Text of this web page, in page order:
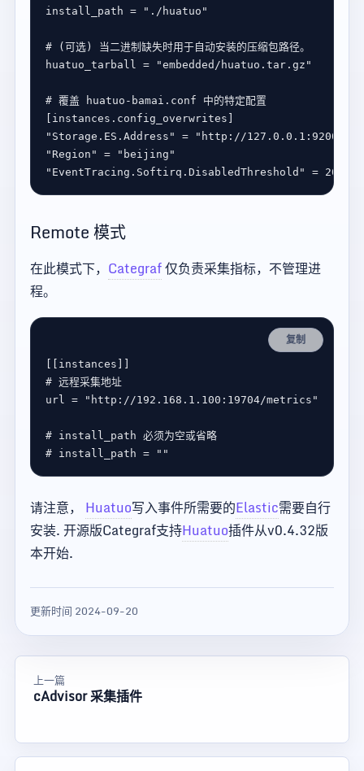
install_path = "./huatuo"
# (可选) 当二进制缺失时用于自动安装的压缩包路径。
huatuo_tarball = "embedded/huatuo.tar.gz"
# 覆盖 huatuo-bamai.conf 中的特定配置
instances . config_overwrites
"Storage.ES.Address"
=
"http://127.0.0.1:9200"
"Region"
=
"beijing"
"EventTracing.Softirq.DisabledThreshold"
=
Remote 模式
在此模式下， Categraf仅负责采集指标，不管理进
程。
复制
instances
# 远程采集地址
url = "http://192.168.1.100:19704/metrics"
# install_path 必须为空或省略
# install_path = ""
请注意， Huatuo写入事件所需要的Elastic需要自行
安装. 开源版Categraf支持Huatuo插件从v0.4.32版
本开始.
更新时间 2024-09-20
上一篇
cAdvisor 采集插件